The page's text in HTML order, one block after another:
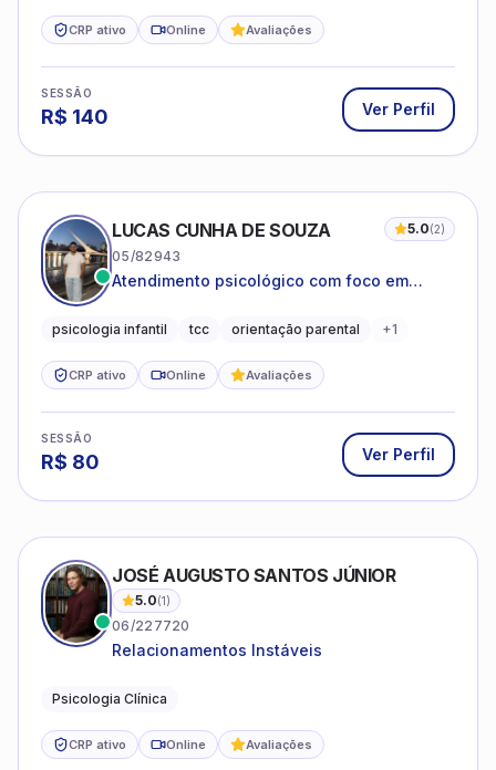
CRP ativo Online Avaliações
SESSÃO
R$ 140 Ver Perfil
LUCAS CUNHA DE SOUZA 5.0(2)
05/82943
Atendimento psicológico com foco em
promovendo equilíbrio emocional e
psicologia infantil tcc orientação parental +1
CRP ativo Online Avaliações
SESSÃO
R$ 80 Ver Perfil
JOSÉ AUGUSTO SANTOS JÚNIOR
5.0(1)
06/227720
Relacionamentos Instáveis
Psicologia Clínica
CRP ativo Online Avaliações